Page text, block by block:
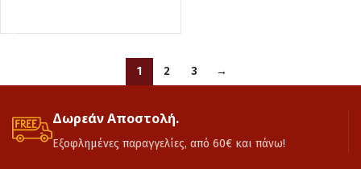
1 2 3 →
Δωρεάν Αποστολή.
Εξοφλημένες παραγγελίες, από 60€ και πάνω!